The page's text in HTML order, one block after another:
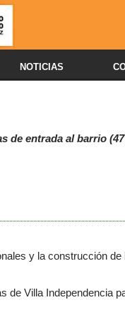
NOTICIAS
de entrada al barrio
y la construcción
de Villa Independencia